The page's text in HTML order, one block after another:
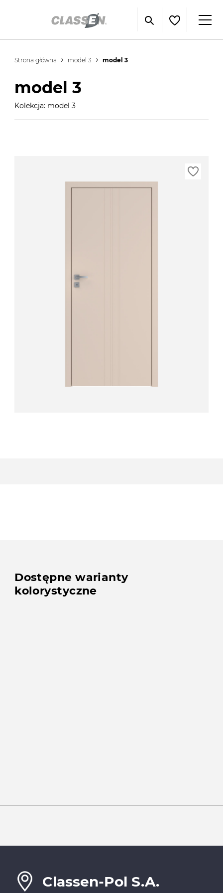
Strona główna model 3 model 3
model 3
Kolekcja: model 3
Dostępne warianty
kolorystyczne
Classen-Pol S.A.